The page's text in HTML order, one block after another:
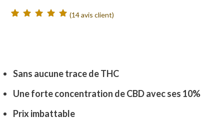
(14avis client)
Sans aucune trace de THC
Une forte concentration de CBD avec ses 10%
Prix imbattable